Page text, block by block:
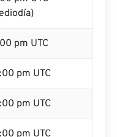
pm UTC
pm UTC
pm UTC
pm UTC